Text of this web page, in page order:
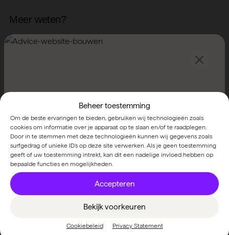
Beheer toestemming
Om de beste ervaringen te bieden, gebruiken wij technologieën zoals
cookies om informatie over je apparaat op te slaan en/of te raadplegen.
Door in te stemmen met deze technologieën kunnen wij gegevens zoals
surfgedrag of unieke ID's op deze site verwerken. Als je geen toestemming
geeft of uw toestemming intrekt, kan dit een nadelige invloed hebben op
bepaalde functies en mogelijkheden.
Accepteren
Bekijk voorkeuren
Cookiebeleid Privacy Statement
Meer weten?
Maarten
Schoemaker
Copywriter & SEO
085 029 0100
maarten@advice.nl
Doe een gratis SEO-scan
Verbeter je vindbaarheid in
Google
met onze gratis SEO-scan. Geen verplichtingen, alleen
kansen om je online zichtbaarheid te vergroten. Klaar